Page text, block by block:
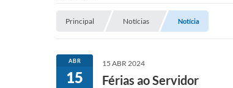
Principal Notícias Notícia
ABR
15
15 ABR 2024
Férias ao Servidor